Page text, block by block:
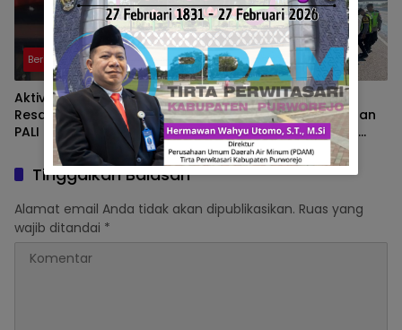
Berita
Aktivitas Hauling PT BSE
Resahkan Warga, Aktivis
PALI Siapkan Aksi
Demonstrasi di Kantor
Gubernur
Berita
Waspadai Kecelakaan
Akibat Asap Pembakaran
Pinggir Tol, Pengemudii
Diminta Lakukan Tips ini
Tinggalkan Balasan
Alamat email Anda tidak akan dipublikasikan. Ruas yang
wajib ditandai *